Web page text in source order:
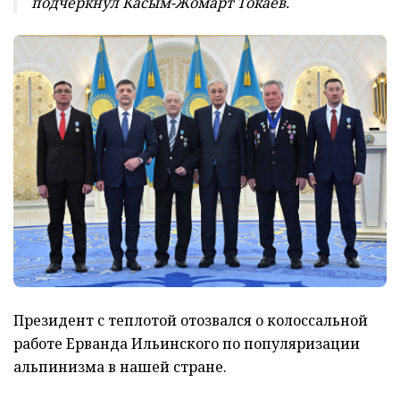
Президент с теплотой отозвался о колоссальной
работе Ерванда Ильинского по популяризации
альпинизма в нашей стране.